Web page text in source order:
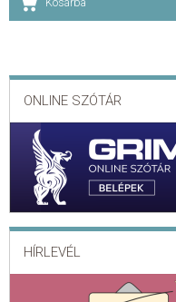
ONLINE SZÓTÁR
HÍRLEVÉL